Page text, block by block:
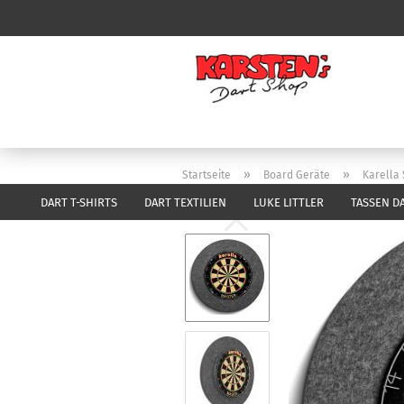
DART T-SHIRTS DART TEXTILIEN LUKE LITTLER TASSEN
Startseite » Board Geräte » Karella